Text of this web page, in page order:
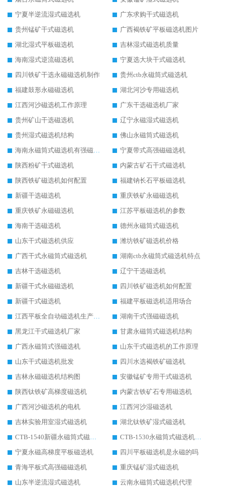
宁夏半逆流湿式磁选机
广东求购干式磁选机
贵州锰矿干式磁选机
广西褐铁矿平板磁选机图片
湖北湿式平板磁选机
吉林湿式磁选机质量
海南湿式逆流磁选机
宁夏选大块干式磁选机
四川铁矿干选永磁磁选机制作
贵州ctb永磁筒式磁选机
福建鼓形永磁磁选机
湖北河沙专用磁选机
江西河沙磁选机工作原理
广东干选磁选机厂家
贵州矿山干选磁选机
辽宁永磁湿式磁选机
贵州湿式磁选机结构
佛山永磁筒式磁选机
海南永磁筒式磁选机有强磁的吗
宁夏带式高强磁磁选机
陕西粉矿干式磁选机
内蒙古矿石干式磁选机
陕西铁矿磁选机如何配置
福建钠长石平板磁选机
新疆干选磁选机
重庆铁矿永磁磁选机
重庆铁矿永磁磁选机
江苏平板磁选机的参数
海南干选磁选机
德州永磁筒式磁选机
山东干式磁选机供应
潍坊铁矿磁选机价格
广西干式永磁筒式磁选机
湖南ctb永磁筒式磁选机特点
吉林干选磁选机
辽宁干选磁选机
新疆干式永磁磁选机
四川铁矿磁选机如何配置
新疆干式磁选机
福建平板磁选机适用场合
江西平板全自动磁选机生产厂家
湖南干式强磁磁选机
黑龙江干式磁选机厂家
甘肃永磁筒式磁选机结构
广西永磁筒式强磁选机
山东干式磁选机的工作原理
山东干式磁选机批发
四川水选褐铁矿磁选机
吉林永磁磁选机结构图
安徽锰矿专用干式磁选机
陕西钛铁矿高梯度磁选机
内蒙古铁矿石专用磁选机
广西河沙磁选机的电机
江西河沙湿磁选机
吉林实验用室湿式磁选机
湖北钛铁矿湿式磁选机
CTB-1540新疆永磁筒式磁选机
CTB-1530永磁筒式磁选机代理商
宁夏永磁高梯度平板磁选机
四川平板磁选机是永磁的吗
青海平板式高强磁磁选机
重庆锰矿湿式磁选机
山东半逆流湿式磁选机
云南永磁筒式磁选机代理